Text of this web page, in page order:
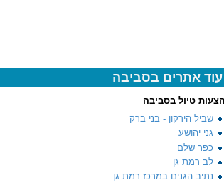
עוד אתרים בסביבה
הצעות טיול בסביבה
שביל הירקון - בני ברק
גני יהושע
כפר שלם
לב רמת גן
נתיב הגנים במרכז רמת גן